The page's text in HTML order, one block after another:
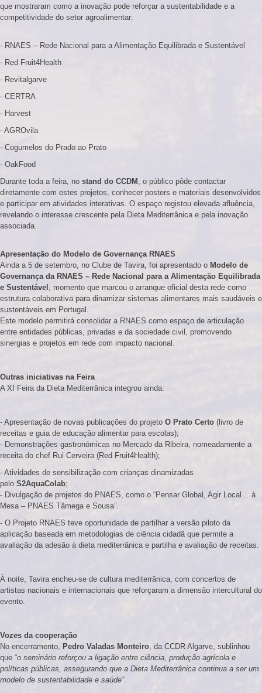
que mostraram como a inovação pode reforçar a sustentabilidade e a
competitividade do setor agroalimentar:
- RNAES – Rede Nacional para a Alimentação Equilibrada e Sustentável
- Red Fruit4Health
- Revitalgarve
- CERTRA
- Harvest
- AGROvila
- Cogumelos do Prado ao Prato
- OakFood
Durante toda a feira, no stand do CCDM , o público pôde contactar
diretamente com estes projetos, conhecer posters e materiais desenvolvidos
e participar em atividades interativas. O espaço registou elevada afluência,
revelando o interesse crescente pela Dieta Mediterrânica e pela inovação
associada.
Apresentação do Modelo de Governança RNAES
Ainda a 5 de setembro, no Clube de Tavira, foi apresentado o Modelo de
Governança da RNAES – Rede Nacional para a Alimentação Equilibrada
e Sustentável , momento que marcou o arranque oficial desta rede como
estrutura colaborativa para dinamizar sistemas alimentares mais saudáveis e
sustentáveis em Portugal.
Este modelo permitirá consolidar a RNAES como espaço de articulação
entre entidades públicas, privadas e da sociedade civil, promovendo
sinergias e projetos em rede com impacto nacional.
Outras iniciativas na Feira
A XI Feira da Dieta Mediterrânica integrou ainda:
- Apresentação de novas publicações do projeto O Prato Certo (livro de
receitas e guia de educação alimentar para escolas);
- Demonstrações gastronómicas no Mercado da Ribeira, nomeadamente a
receita do chef Rui Cerveira (Red Fruit4Health);
- Atividades de sensibilização com crianças dinamizadas
pelo S2AquaColab;
- Divulgação de projetos do PNAES, como o “Pensar Global, Agir Local… à
Mesa – PNAES Tâmega e Sousa”.
- O Projeto RNAES teve oportunidade de partilhar a versão piloto da
aplicação baseada em metodologias de ciência cidadã que permite a
avaliação da adesão à dieta mediterrânica e partilha e avaliação de receitas.
À noite, Tavira encheu-se de cultura mediterrânica, com concertos de
artistas nacionais e internacionais que reforçaram a dimensão intercultural do
evento.
Vozes da cooperação
No encerramento, Pedro Valadas Monteiro, da CCDR Algarve, sublinhou
que “o seminário reforçou a ligação entre ciência, produção agrícola e
políticas públicas, assegurando que a Dieta Mediterrânica continua a ser um
modelo de sustentabilidade e saúde”.